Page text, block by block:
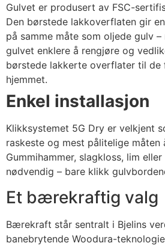
Gulvet er produsert av FSC-
Den børstede lakkoverflaten gir
på samme måte som oljede gulv
gulvet enklere å rengjøre og
børstede lakkerte overflater til de
hjemmet.
Enkel installasjon
Klikksystemet 5G Dry er velkjent
raskeste og mest pålitelige måten
Gummihammer, slagkloss, lim
nødvendig – bare klikk
Et bærekraftig valg
Bærekraft står sentralt i Bjelins
banebrytende Woodura-